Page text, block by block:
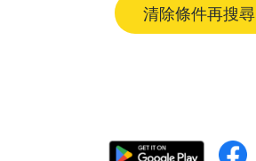
清除條件再搜尋